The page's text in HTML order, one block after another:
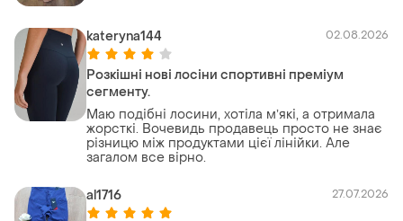
kateryna144 02.08.2026
Розкішні нові лосіни спортивні преміум
сегменту.
Маю подібні лосини, хотіла мʼякі, а отримала
жорсткі. Вочевидь продавець просто не знає
різницю між продуктами цієї лінійки. Але
загалом все вірно.
al1716 27.07.2026